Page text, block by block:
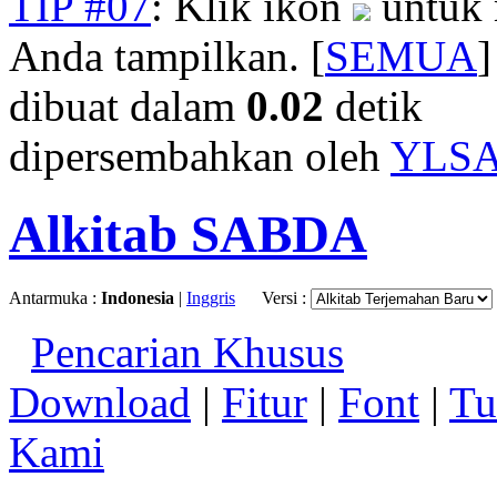
Anda tampilkan. [SEMUA]
dibuat dalam 0.02 detik
dipersembahkan oleh
Alkitab SABDA
Antarmuka : Indonesia | Inggris Versi :
Pencarian Khusus
Download | Fitur | Font |
Kami